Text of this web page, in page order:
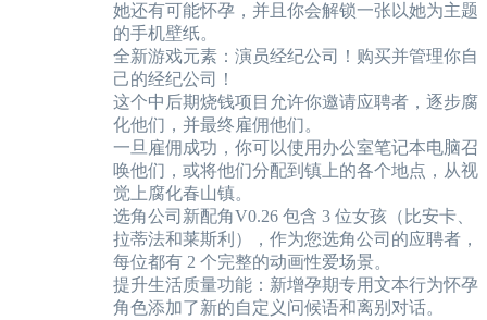
她还有可能怀孕，并且你会解锁一张以她为主题
的手机壁纸。
全新游戏元素：演员经纪公司！购买并管理你自
己的经纪公司！
这个中后期烧钱项目允许你邀请应聘者，逐步腐
化他们，并最终雇佣他们。
一旦雇佣成功，你可以使用办公室笔记本电脑召
唤他们，或将他们分配到镇上的各个地点，从视
觉上腐化春山镇。
选角公司新配角V0.26 包含 3 位女孩（比安卡、
拉蒂法和莱斯利），作为您选角公司的应聘者，
每位都有 2 个完整的动画性爱场景。
提升生活质量功能：新增孕期专用文本行为怀孕
角色添加了新的自定义问候语和离别对话。